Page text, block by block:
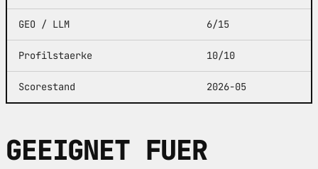
GEO / LLM 6/15
Profilstaerke 10/10
Scorestand 2026-05
GEEIGNET FUER